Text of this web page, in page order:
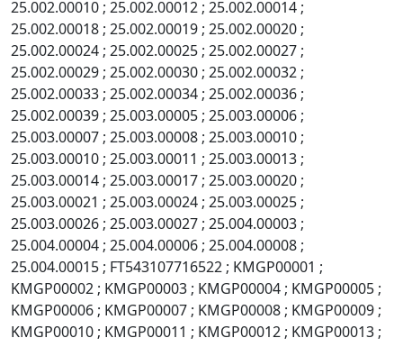
25.002.00010 ; 25.002.00012 ; 25.002.00014 ;
25.002.00018 ; 25.002.00019 ; 25.002.00020 ;
25.002.00024 ; 25.002.00025 ; 25.002.00027 ;
25.002.00029 ; 25.002.00030 ; 25.002.00032 ;
25.002.00033 ; 25.002.00034 ; 25.002.00036 ;
25.002.00039 ; 25.003.00005 ; 25.003.00006 ;
25.003.00007 ; 25.003.00008 ; 25.003.00010 ;
25.003.00010 ; 25.003.00011 ; 25.003.00013 ;
25.003.00014 ; 25.003.00017 ; 25.003.00020 ;
25.003.00021 ; 25.003.00024 ; 25.003.00025 ;
25.003.00026 ; 25.003.00027 ; 25.004.00003 ;
25.004.00004 ; 25.004.00006 ; 25.004.00008 ;
25.004.00015 ; FT543107716522 ; KMGP00001 ;
KMGP00002 ; KMGP00003 ; KMGP00004 ; KMGP00005 ;
KMGP00006 ; KMGP00007 ; KMGP00008 ; KMGP00009 ;
KMGP00010 ; KMGP00011 ; KMGP00012 ; KMGP00013 ;